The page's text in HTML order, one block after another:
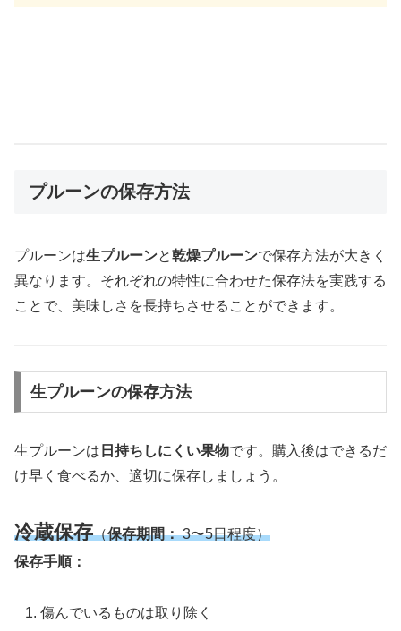
プルーンの保存方法
プルーンは生プルーンと乾燥プルーンで保存方法が大きく
異なります。それぞれの特性に合わせた保存法を実践する
ことで、美味しさを長持ちさせることができます。
生プルーンの保存方法
生プルーンは 日持ちしにくい果物です。購入後はできるだ
け早く食べるか、適切に保存しましょう。
冷蔵保存（保存期間：3〜5日程度）
保存手順：
傷んでいるものは取り除く